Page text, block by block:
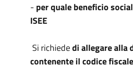
- per quale beneficio
ISEE
Si richiededi allegare alla
contenente il codice